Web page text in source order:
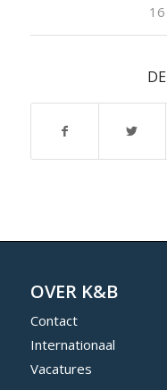
OVER K&B
Contact
Internationaal
Vacatures